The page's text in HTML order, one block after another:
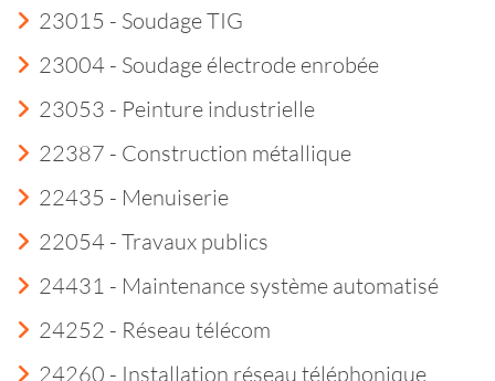
23015 - Soudage TIG
23004 - Soudage électrode enrobée
23053 - Peinture industrielle
22387 - Construction métallique
22435 - Menuiserie
22054 - Travaux publics
24431 - Maintenance système automatisé
24252 - Réseau télécom
24260 - Installation réseau téléphonique